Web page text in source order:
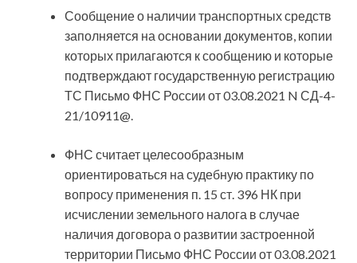
Сообщение о наличии транспортных средств
заполняется на основании документов, копии
которых прилагаются к сообщению и которые
подтверждают государственную регистрацию
ТС Письмо ФНС России от 03.08.2021 N СД-4-
21/10911@.
ФНС считает целесообразным
ориентироваться на судебную практику по
вопросу применения п. 15 ст. 396 НК при
исчислении земельного налога в случае
наличия договора о развитии застроенной
территории Письмо ФНС России от 03.08.2021